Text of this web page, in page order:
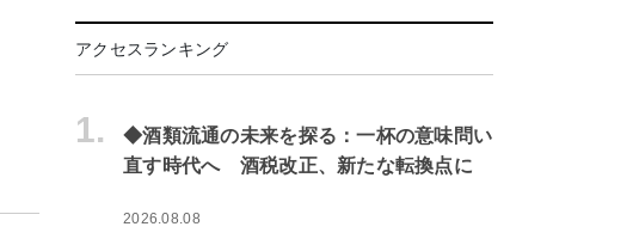
アクセスランキング
1.
◆酒類流通の未来を探る：一杯の意味問い
直す時代へ 酒税改正、新たな転換点に
2026.08.08